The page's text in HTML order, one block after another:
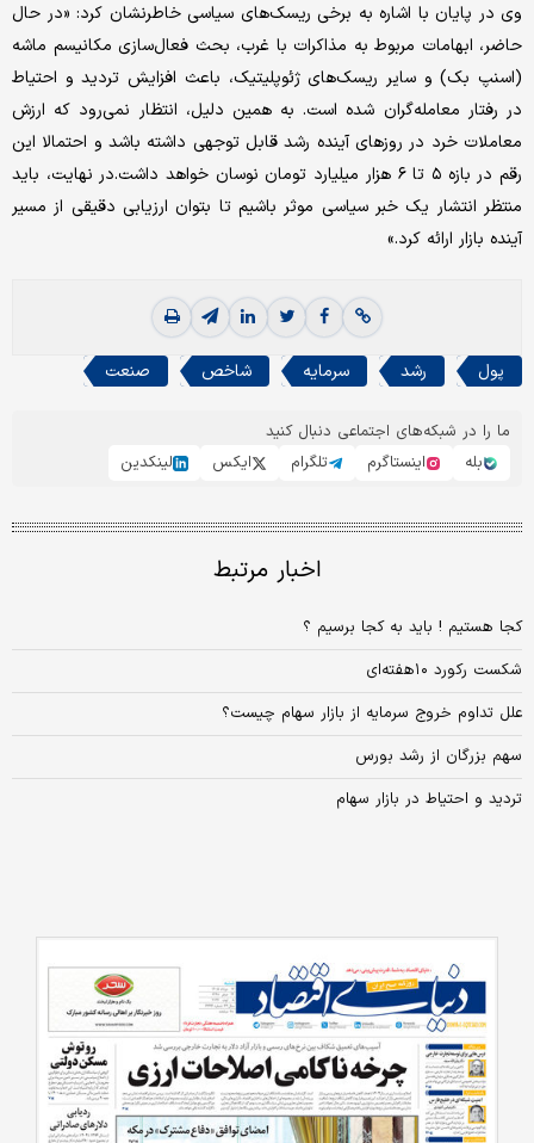
وی در پایان با اشاره به برخی ریسک‌‌‌های سیاسی خاطرنشان کرد: «در حال
حاضر، ابهامات مربوط به مذاکرات با غرب، بحث فعال‌‌‌سازی مکانیسم ماشه
(اسنپ بک) و سایر ریسک‌‌‌های ژئوپلیتیک، باعث افزایش تردید و احتیاط
در رفتار معامله‌‌‌گران شده است. به همین دلیل، انتظار نمی‌‌‌رود که ارزش
معاملات خرد در روزهای آینده رشد قابل توجهی داشته باشد و احتمالا این
رقم در بازه ۵ تا ۶ هزار میلیارد تومان نوسان خواهد داشت.در نهایت، باید
منتظر انتشار یک خبر سیاسی موثر باشیم تا بتوان ارزیابی دقیقی از مسیر
آینده بازار ارائه کرد.»
پول رشد سرمایه شاخص صنعت
ما را در شبکه‌های اجتماعی دنبال کنید
بله
اینستاگرم تلگرام ایکس لینکدین
اخبار مرتبط
کجا هستیم ! باید به کجا برسیم ؟
شکست رکورد ۱۰هفته‌ای
علل تداوم خروج سرمایه از بازار سهام چیست؟
سهم بزرگان از رشد بورس
تردید و احتیاط در بازار سهام